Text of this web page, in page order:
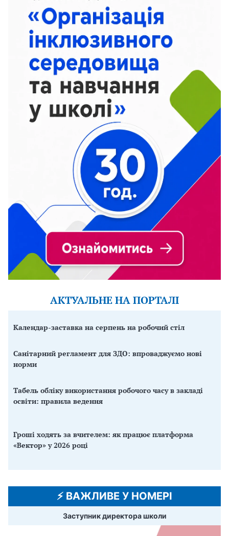
АКТУАЛЬНЕ НА ПОРТАЛІ
Календар-заставка на серпень на робочий стіл
Санітарний регламент для ЗДО: впроваджуємо нові
норми
Табель обліку використання робочого часу в закладі
освіти: правила ведення
Гроші ходять за вчителем: як працює платформа
«Вектор» у 2026 році
⚡️ ВАЖЛИВЕ У НОМЕРІ
Заступник директора школи